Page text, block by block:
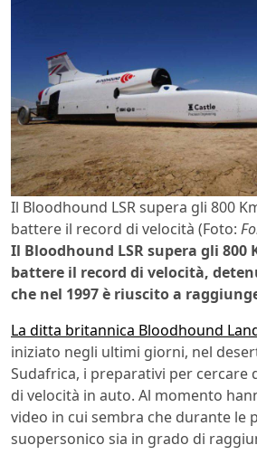
Il Bloodhound LSR supera gli 800
battere il record di velocità (Foto:
Il Bloodhound LSR supera gli 800
battere il record di velocità,
che nel 1997 è riuscito a
La ditta britannica Bloodhound
iniziato negli ultimi giorni, nel
Sudafrica, i preparativi per cercare
di velocità in auto. Al momento
video in cui sembra che durante le
suopersonico sia in grado di